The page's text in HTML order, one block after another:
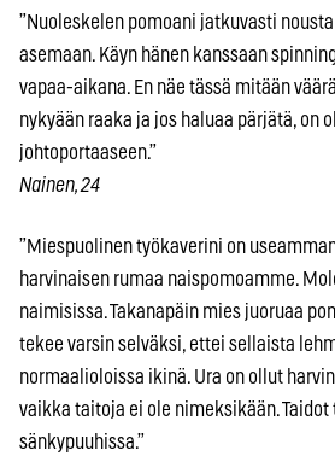
”Nuoleskelen pomoani jatkuvasti
asemaan. Käyn hänen kanssaan
vapaa-aikana. En näe tässä mitään
nykyään raaka ja jos haluaa pärjätä, on
johtoportaaseen.”
Nainen, 24
”Miespuolinen työkaverini on
harvinaisen rumaa naispomoamme.
naimisissa. Takanapäin mies juoruaa
tekee varsin selväksi, ettei sellaista
normaalioloissa ikinä. Ura on ollut
vaikka taitoja ei ole nimeksikään. Taidot
sänkypuuhissa.”